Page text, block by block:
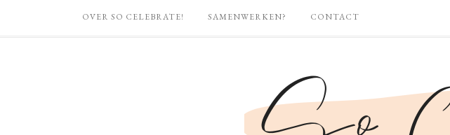
OVER SO CELEBRATE! SAMENWERKEN? CONTACT